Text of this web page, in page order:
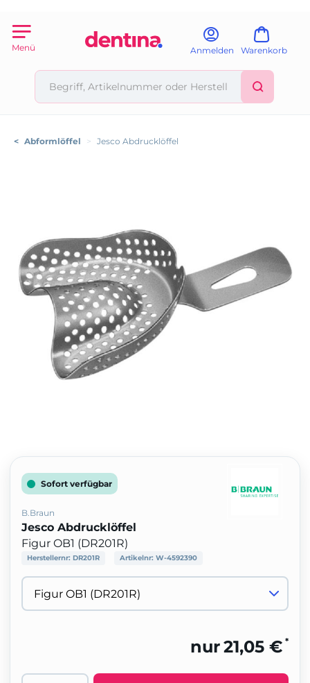
Menü Anmelden Warenkorb
< Abformlöffel > Jesco Abdrucklöffel
Sofort verfügbar
B.Braun
Jesco Abdrucklöffel
Figur OB1 (DR201R)
Herstellernr: DR201R Artikelnr: W-4592390
nur21,05 € *